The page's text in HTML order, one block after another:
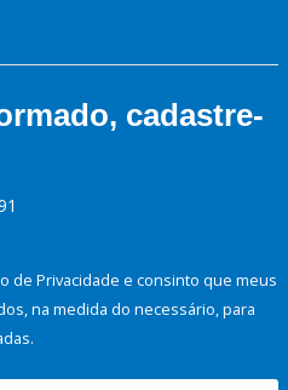
cadastre-
de Privacidade e consinto que meus
na medida do necessário, para